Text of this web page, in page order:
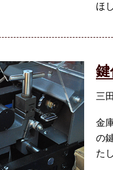
ほ
鍵
三
金
の
た